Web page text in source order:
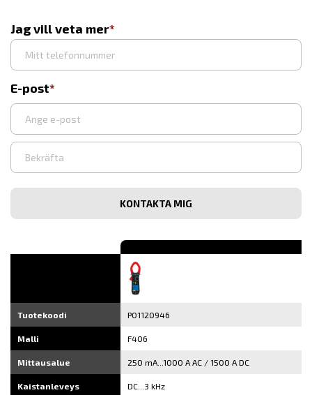
Jag vill veta mer
E-post
Syötä
sähköpostiosoite
Vahvista
Tuotekoodi P01120946
Malli F406
Mittausalue 250 mA...1000 A AC / 1500 A DC
Kaistanleveys DC...3 kHz